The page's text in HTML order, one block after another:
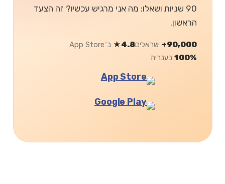
90 שניות ושאלו: מה אני מרגיש עכשיו? זה הצעד
הראשון.
90,000+ ישראלים4.8★
ב־App Store
100%בעברית